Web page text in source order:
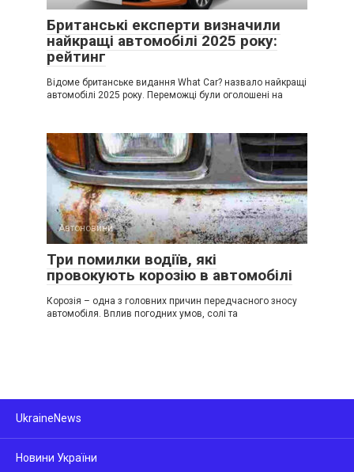
Британські експерти визначили
найкращі автомобілі 2025 року:
рейтинг
Відоме британське видання What Car? назвало найкращі
автомобілі 2025 року. Переможці були оголошені на
Автоновини
Три помилки водіїв, які
провокують корозію в автомобілі
Корозія – одна з головних причин передчасного зносу
автомобіля. Вплив погодних умов, солі та
UkraineNews
Новини України